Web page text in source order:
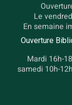
Le
En semaine
Ouverture
Mardi 16h-
samedi 10h-